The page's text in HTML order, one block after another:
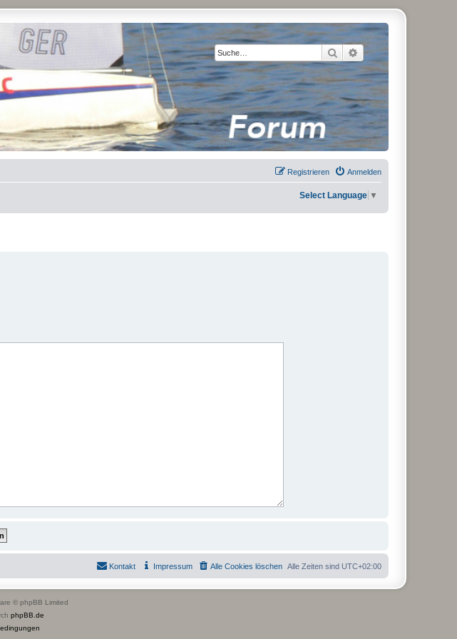
Suche Erweiterte Suche
Anmelden
Registrieren
Select Language ▼
Alle Zeiten sind UTC+02:00
Alle Cookies löschen
Impressum
Kontakt
© phpBB Limited
phpBB.de